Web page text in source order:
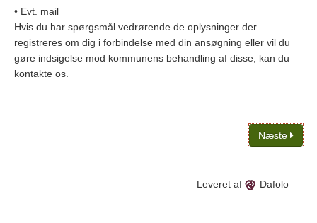
• Evt. mail
Hvis du har spørgsmål vedrørende de oplysninger der
registreres om dig i forbindelse med din ansøgning eller vil du
gøre indsigelse mod kommunens behandling af disse, kan du
kontakte os.
Næste
Leveret af Dafolo